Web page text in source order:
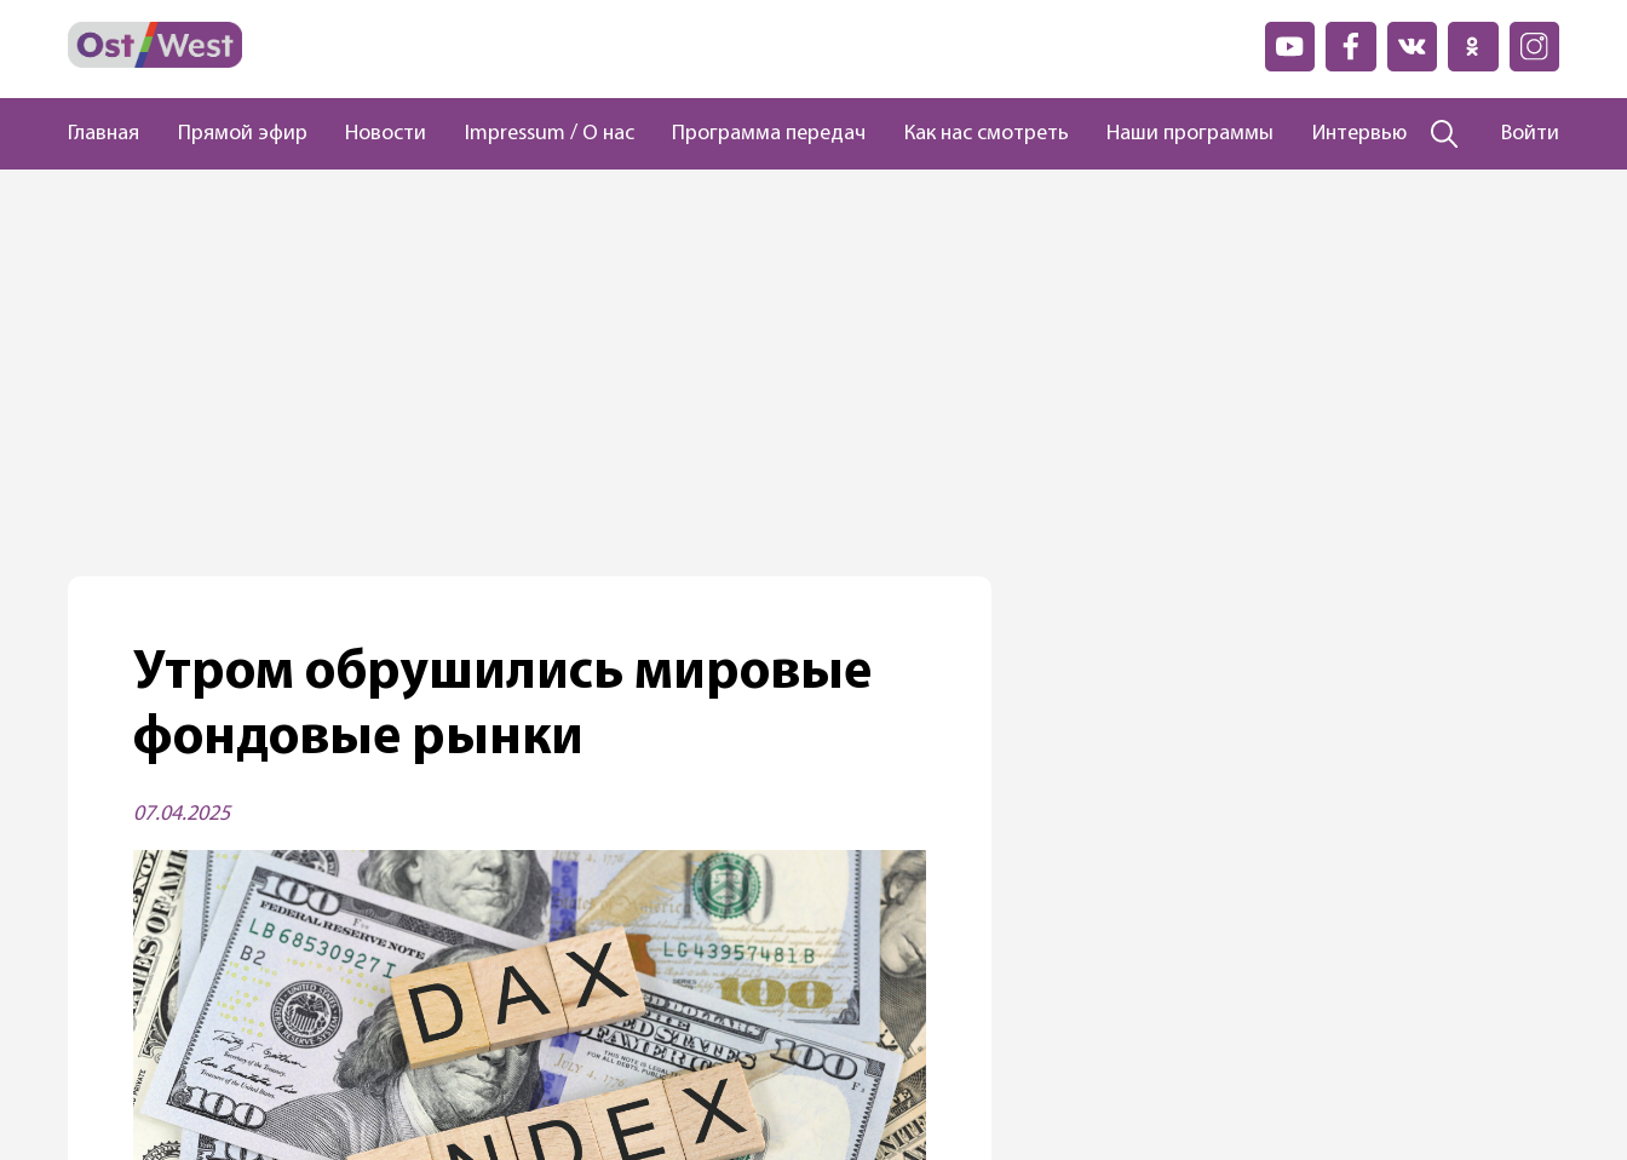
Главная Прямой эфир Новости Impressum / О нас Программа передач Как нас смотреть Наши программы Интервью Войти
Утром обрушились мировые
фондовые рынки
07.04.2025